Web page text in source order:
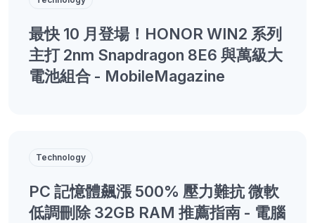
最快 10 月登場！HONOR WIN2 系列
主打 2nm Snapdragon 8E6 與萬級大
電池組合 - MobileMagazine
Technology
PC 記憶體飆漲 500% 壓力難抗 微軟
低調刪除 32GB RAM 推薦指南 - 電腦